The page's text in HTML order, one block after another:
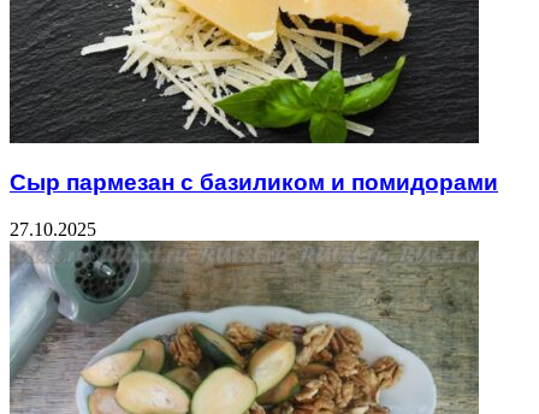
Сыр пармезан с базиликом и помидорами
27.10.2025